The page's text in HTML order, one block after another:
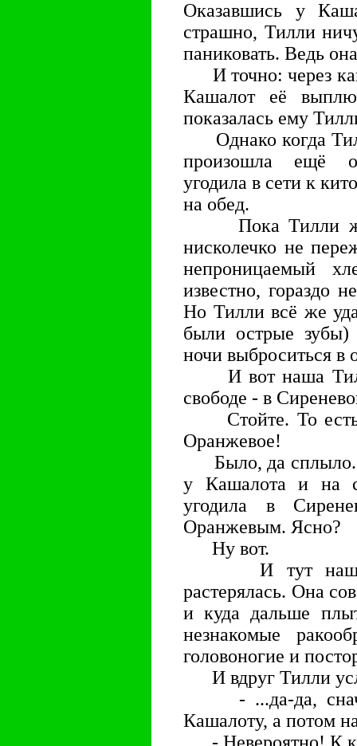
Оказавшись у
страшно, Тилли
паниковать. Ведь
И точно: через
Кашалот её
показалась ему
Однако когда
произошла ещё
угодила в сети к
на обед.
Пока Тилли
нисколечко не
непроницаемый
известно, гораздо
Но Тилли всё же
были острые зубы)
ночи выброситься в
И вот наша
свободе - в
Стойте. То есть
Оранжевое!
Было, да сплыло.
у Кашалота и на
угодила в
Оранжевым. Ясно?
Ну вот.
И тут наша
растерялась. Она
и куда дальше
незнакомые
головоногие и
И вдруг Тилли
- ...да-да,
Кашалоту, а потом